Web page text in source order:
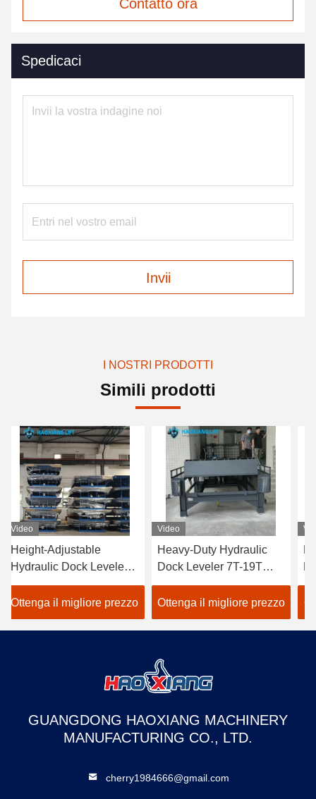
Contatto ora
Spedicaci
Invii
I NOSTRI PRODOTTI
Simili prodotti
Video
Height-Adjustable
Hydraulic Dock Leveler
5T-18T - Anti-Slip
Surface for Cargo Dock
Transition & Truck
Loading
Ottenga il migliore prezzo
Video
Heavy-Duty Hydraulic
Dock Leveler 7T-19T
Wear-Resistant Cargo
Transition Plate
mechanical loading steel
structure
Ottenga il migliore prezzo
GUANGDONG HAOXIANG MACHINERY
MANUFACTURING CO., LTD.
cherry1984666@gmail.com